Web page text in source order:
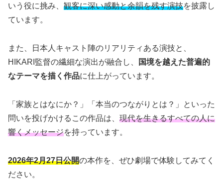
いう役に挑み、 観客に深い感動と余韻を残す演技を披露し
ています。
また、日本人キャスト陣のリアリティある演技と、
HIKARI監督の繊細な演出が融合し、
国境を越えた普遍的
なテーマを描く作品に仕上がっています。
「家族とはなにか？」「本当のつながりとは？」といった
問いを投げかけるこの作品は、 現代を生きるすべての人に
響くメッセージを持っています。
2026年2月27日公開の本作を、ぜひ劇場で体験してみてく
ださい。